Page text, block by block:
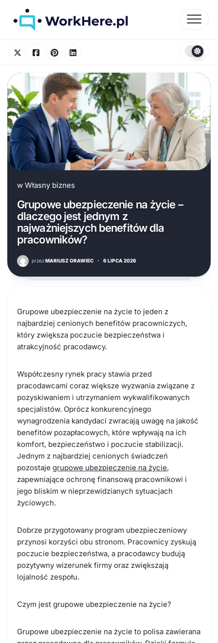
content
w Własny biznes
Grupowe ubezpieczenie na życie –
dlaczego jest jednym z
najważniejszych benefitów dla
pracowników?
przezMARIUSZ ORAWIEC · 6 LIPCA 2026
Grupowe ubezpieczenie na życie to jeden z
najbardziej cenionych benefitów pracowniczych,
który zwiększa poczucie bezpieczeństwa i
atrakcyjność pracodawcy.
Współczesny rynek pracy stawia przed
pracodawcami coraz większe wyzwania związane z
pozyskiwaniem i utrzymaniem wykwalifikowanych
specjalistów. Oprócz konkurencyjnego
wynagrodzenia kandydaci zwracają uwagę na jakość
benefitów pozapłacowych, które wpływają na ich
komfort, bezpieczeństwo i poczucie stabilizacji.
Jednym z najbardziej cenionych świadczeń
pozostaje grupowe ubezpieczenie na życie,
zapewniające ochronę finansową pracownikowi i
jego bliskim w nieprzewidzianych sytuacjach
życiowych.
Dobrze przygotowany program ubezpieczeniowy
przynosi korzyści obu stronom. Pracownicy zyskują
poczucie bezpieczeństwa, a pracodawcy budują
pozytywny wizerunek firmy oraz zwiększają
lojalność zespołu.
Czym jest grupowe ubezpieczenie na życie?
Grupowe ubezpieczenie na życie to polisa zawierana